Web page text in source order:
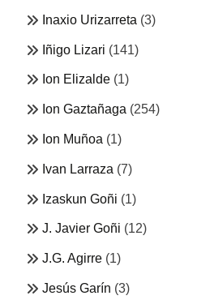
Inaxio Urizarreta (3)
Iñigo Lizari (141)
Ion Elizalde (1)
Ion Gaztañaga (254)
Ion Muñoa (1)
Ivan Larraza (7)
Izaskun Goñi (1)
J. Javier Goñi (12)
J.G. Agirre (1)
Jesús Garín (3)